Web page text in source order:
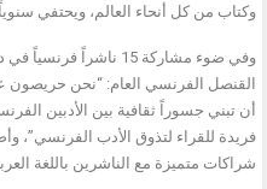
وكتاب من كل أنحاء العالم، ويحتفي
وفي ضوء مشاركة 15
القنصل الفرنسي العام: “نحن حريصون
أن تبني جسوراً ثقافية بين الأدبين
فريدة للقراء لتذوق الأدب الفرنسي”،
شراكات متميزة مع الناشرين باللغة